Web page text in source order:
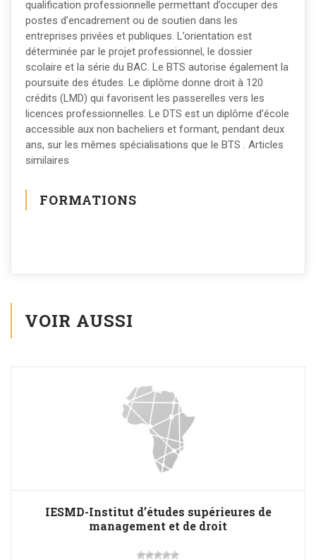
qualification professionnelle permettant d’occuper des
postes d’encadrement ou de soutien dans les
entreprises privées et publiques. L’orientation est
déterminée par le projet professionnel, le dossier
scolaire et la série du BAC. Le BTS autorise également la
poursuite des études. Le diplôme donne droit à 120
crédits (LMD) qui favorisent les passerelles vers les
licences professionnelles. Le DTS est un diplôme d’école
accessible aux non bacheliers et formant, pendant deux
ans, sur les mêmes spécialisations que le BTS . Articles
similaires
FORMATIONS
VOIR AUSSI
IESMD-Institut d’études supérieures de
management et de droit